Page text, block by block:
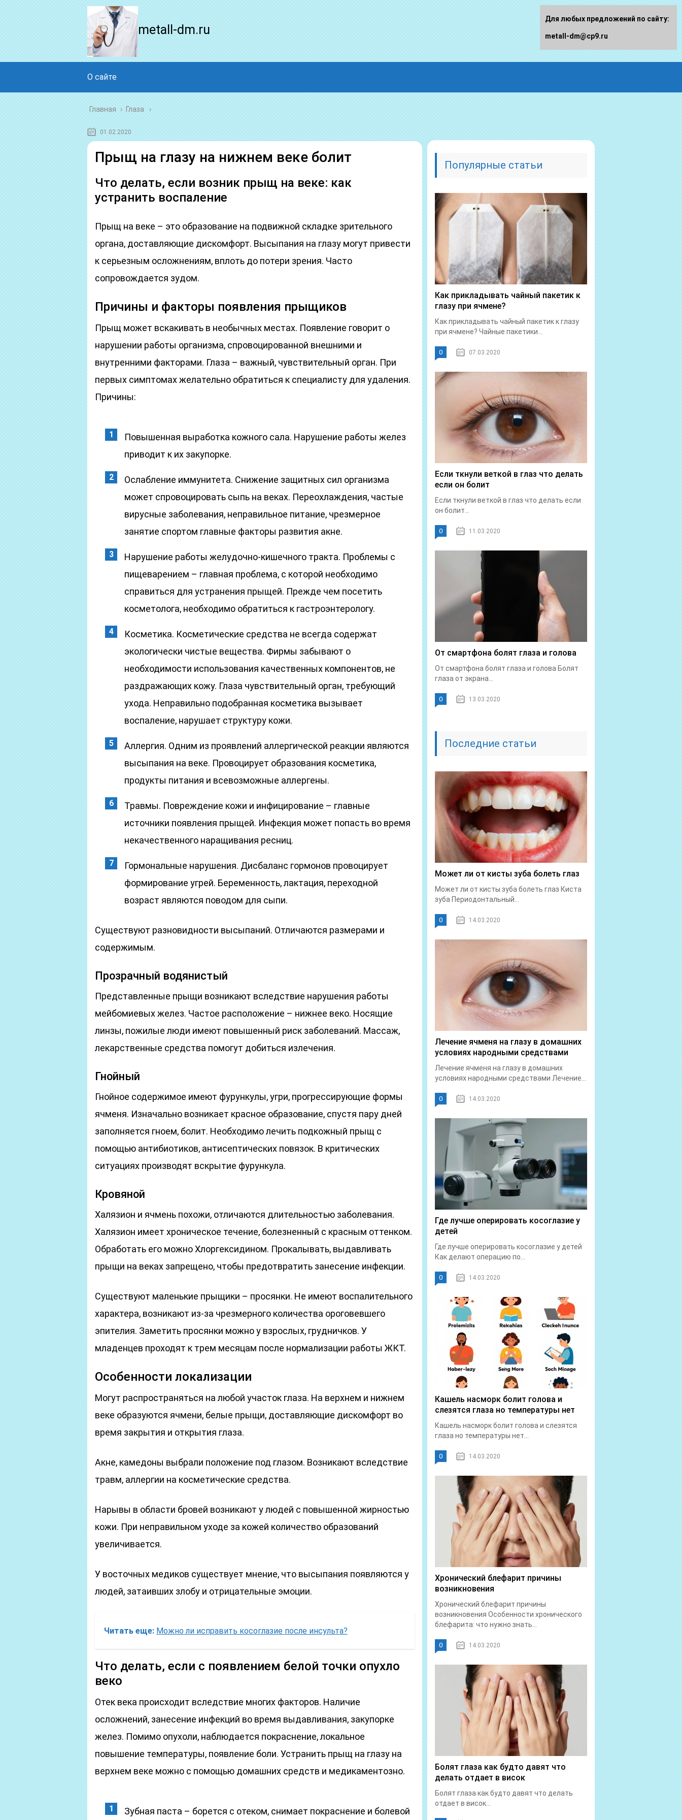
metall-dm.ru
О сайте
Главная › Глаза
01.02.2020
Прыщ на глазу на нижнем веке болит
Что делать, если возник прыщ на веке: как
устранить воспаление
Прыщ на веке – это образование на подвижной складке зрительного
органа, доставляющие дискомфорт. Высыпания на глазу могут привести
к серьезным осложнениям, вплоть до потери зрения. Часто
сопровождается зудом.
Причины и факторы появления прыщиков
Прыщ может вскакивать в необычных местах. Появление говорит о
нарушении работы организма, спровоцированной внешними и
внутренними факторами. Глаза – важный, чувствительный орган. При
первых симптомах желательно обратиться к специалисту для удаления.
Причины:
Повышенная выработка кожного сала. Нарушение работы желез
приводит к их закупорке.
Ослабление иммунитета. Снижение защитных сил организма
может спровоцировать сыпь на веках. Переохлаждения, частые
вирусные заболевания, неправильное питание, чрезмерное
занятие спортом главные факторы развития акне.
Нарушение работы желудочно-кишечного тракта. Проблемы с
пищеварением – главная проблема, с которой необходимо
справиться для устранения прыщей. Прежде чем посетить
косметолога, необходимо обратиться к гастроэнтерологу.
Косметика. Косметические средства не всегда содержат
экологически чистые вещества. Фирмы забывают о
необходимости использования качественных компонентов, не
раздражающих кожу. Глаза чувствительный орган, требующий
ухода. Неправильно подобранная косметика вызывает
воспаление, нарушает структуру кожи.
Аллергия. Одним из проявлений аллергической реакции являются
высыпания на веке. Провоцирует образования косметика,
продукты питания и всевозможные аллергены.
Травмы. Повреждение кожи и инфицирование – главные
источники появления прыщей. Инфекция может попасть во время
некачественного наращивания ресниц.
Гормональные нарушения. Дисбаланс гормонов провоцирует
формирование угрей. Беременность, лактация, переходной
возраст являются поводом для сыпи.
Существуют разновидности высыпаний. Отличаются размерами и
содержимым.
Прозрачный водянистый
Представленные прыщи возникают вследствие нарушения работы
мейбомиевых желез. Частое расположение – нижнее веко. Носящие
линзы, пожилые люди имеют повышенный риск заболеваний. Массаж,
лекарственные средства помогут добиться излечения.
Гнойный
Гнойное содержимое имеют фурункулы, угри, прогрессирующие формы
ячменя. Изначально возникает красное образование, спустя пару дней
заполняется гноем, болит. Необходимо лечить подкожный прыщ с
помощью антибиотиков, антисептических повязок. В критических
ситуациях производят вскрытие фурункула.
Кровяной
Халязион и ячмень похожи, отличаются длительностью заболевания.
Халязион имеет хроническое течение, болезненный с красным оттенком.
Обработать его можно Хлоргексидином. Прокалывать, выдавливать
прыщи на веках запрещено, чтобы предотвратить занесение инфекции.
Существуют маленькие прыщики – просянки. Не имеют воспалительного
характера, возникают из-за чрезмерного количества ороговевшего
эпителия. Заметить просянки можно у взрослых, грудничков. У
младенцев проходят к трем месяцам после нормализации работы ЖКТ.
Особенности локализации
Могут распространяться на любой участок глаза. На верхнем и нижнем
веке образуются ячмени, белые прыщи, доставляющие дискомфорт во
время закрытия и открытия глаза.
Акне, камедоны выбрали положение под глазом. Возникают вследствие
травм, аллергии на косметические средства.
Нарывы в области бровей возникают у людей с повышенной жирностью
кожи. При неправильном уходе за кожей количество образований
увеличивается.
У восточных медиков существует мнение, что высыпания появляются у
людей, затаивших злобу и отрицательные эмоции.
Читать еще: Можно ли исправить косоглазие после инсульта?
Что делать, если с появлением белой точки опухло
веко
Отек века происходит вследствие многих факторов. Наличие
осложнений, занесение инфекций во время выдавливания, закупорке
желез. Помимо опухоли, наблюдается покраснение, локальное
повышение температуры, появление боли. Устранить прыщ на глазу на
верхнем веке можно с помощью домашних средств и медикаментозно.
Зубная паста – борется с отеком, снимает покраснение и болевой
Популярные статьи
Как прикладывать чайный пакетик к
глазу при ячмене?
Как прикладывать чайный пакетик к глазу
при ячмене? Чайные пакетики...
0 07.03.2020
Если ткнули веткой в глаз что делать
если он болит
Если ткнули веткой в глаз что делать если
он болит...
0 11.03.2020
От смартфона болят глаза и голова
От смартфона болят глаза и голова Болят
глаза от экрана...
0 13.03.2020
Последние статьи
Может ли от кисты зуба болеть глаз
Может ли от кисты зуба болеть глаз Киста
зуба Периодонтальный...
0 14.03.2020
Лечение ячменя на глазу в домашних
условиях народными средствами
Лечение ячменя на глазу в домашних
условиях народными средствами Лечение...
0 14.03.2020
Где лучше оперировать косоглазие у
детей
Где лучше оперировать косоглазие у детей
Как делают операцию по...
0 14.03.2020
Кашель насморк болит голова и
слезятся глаза но температуры нет
Кашель насморк болит голова и слезятся
глаза но температуры нет...
0 14.03.2020
Хронический блефарит причины
возникновения
Хронический блефарит причины
возникновения Особенности хронического
блефарита: что нужно знать...
0 14.03.2020
Болят глаза как будто давят что
делать отдает в висок
Болят глаза как будто давят что делать
отдает в висок...
Для любых предложений по сайту:
metall-dm@cp9.ru